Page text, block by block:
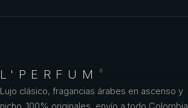
L'PERFUM ®
Lujo clásico, fragancias árabes en ascenso y